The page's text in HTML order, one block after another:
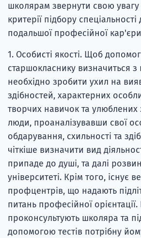
школярам звернути свою увагу
критерії підбору
подальшої професійної
1. Особисті якості. Щоб
старшокласнику визначиться
необхідно зробити ухил на
здібностей, характерних
творчих навичок та улюблених
люди, проаналізувавши свої
обдарування, схильності та
чіткіше визначити вид
припаде до душі, та далі
університеті. Крім того, існує
профцентрів, що надають
питань професійної
проконсультують школяра та
допомогою тестів потрібну